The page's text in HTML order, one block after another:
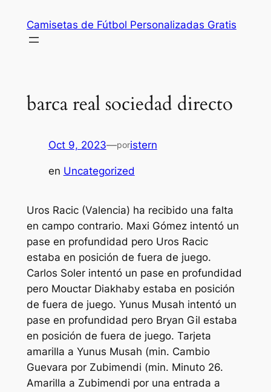
contenido
Camisetas de Fútbol Personalizadas Gratis
barca real sociedad directo
Oct 9, 2023—poristern
en Uncategorized
Uros Racic (Valencia) ha recibido una falta
en campo contrario. Maxi Gómez intentó un
pase en profundidad pero Uros Racic
estaba en posición de fuera de juego.
Carlos Soler intentó un pase en profundidad
pero Mouctar Diakhaby estaba en posición
de fuera de juego. Yunus Musah intentó un
pase en profundidad pero Bryan Gil estaba
en posición de fuera de juego. Tarjeta
amarilla a Yunus Musah (min. Cambio
Guevara por Zubimendi (min. Minuto 26.
Amarilla a Zubimendi por una entrada a